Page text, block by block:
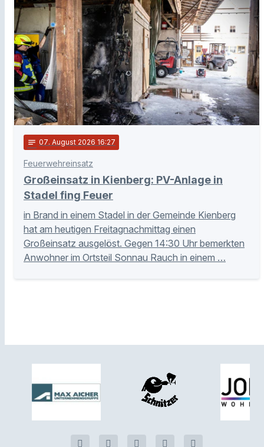
notes 07. August 2026 16:27
Feuerwehreinsatz
Großeinsatz in Kienberg: PV-Anlage in
Stadel fing Feuer
in Brand in einem Stadel in der Gemeinde Kienberg
hat am heutigen Freitagnachmittag einen
Großeinsatz ausgelöst. Gegen 14:30 Uhr bemerkten
Anwohner im Ortsteil Sonnau Rauch in einem …